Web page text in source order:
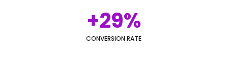
+29%
CONVERSION RATE